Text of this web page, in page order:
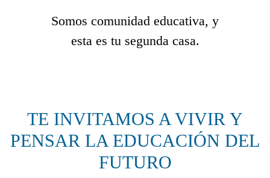
Somos comunidad educativa, y
esta es tu segunda casa.
TE INVITAMOS A VIVIR Y
PENSAR LA EDUCACIÓN DEL
FUTURO